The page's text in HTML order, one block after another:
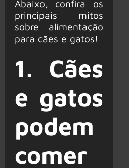
Abaixo, confira os
principais mitos
sobre alimentação
para cães e gatos!
1. Cães
e gatos
podem
comer